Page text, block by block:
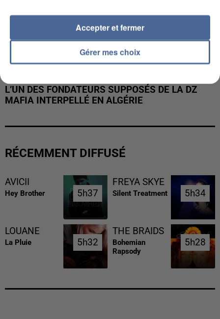
L’UN DES FONDATEURS SUPPOSÉS DE LA DZ
MAFIA INTERPELLÉ EN ALGÉRIE
RÉCEMMENT DIFFUSÉ
AVICII
Hey Brother 5h37
5h37
FREYA SKYE
Silent Treatment 5h34
5h34
LOUANE
La Pluie 5h32
5h32
THE BRAIDS
Bohemian
Rapsody
5h28
5h28
Gérer mes choix
Accepter et fermer